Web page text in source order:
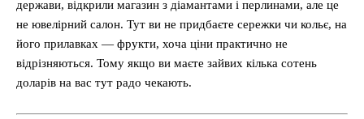
держави, відкрили магазин з діамантами і перлинами, але це
не ювелірний салон. Тут ви не придбаєте сережки чи кольє, на
його прилавках — фрукти, хоча ціни практично не
відрізняються. Тому якщо ви маєте зайвих кілька сотень
доларів на вас тут радо чекають.